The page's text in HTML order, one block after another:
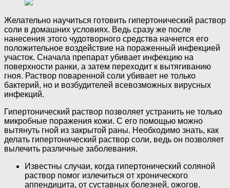
Желательно научиться готовить гипертонический раствор
соли в домашних условиях. Ведь сразу же после
нанесения этого чудотворного средства начнется его
положительное воздействие на пораженный инфекцией
участок. Сначала препарат убивает инфекцию на
поверхности ранки, а затем переходит к вытягиванию
гноя. Раствор поваренной соли убивает не только
бактерий, но и возбудителей всевозможных вирусных
инфекций.
Гипертонический раствор позволяет устранить не только
микробные поражения кожи. С его помощью можно
вытянуть гной из закрытой раны. Необходимо знать, как
делать гипертонический раствор соли, ведь он позволяет
вылечить различные заболевания.
Известны случаи, когда гипертонический соляной
раствор помог излечиться от хронического
аппендицита, от суставных болезней, ожогов.